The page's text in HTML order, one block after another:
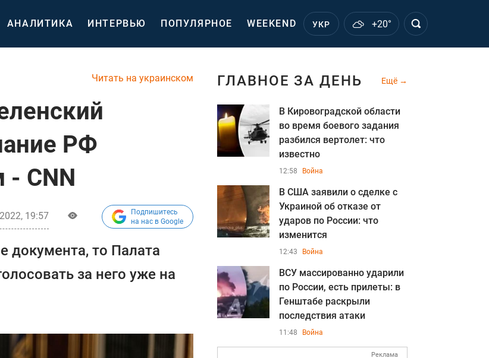
АНАЛИТИКА ИНТЕРВЬЮ ПОПУЛЯРНОЕ WEEKEND УКР +20°
Читать на украинском
РФ
- CNN
19:57
Подпишитесь
на нас в Google
документа, то Палата
за него уже на
ГЛАВНОЕ ЗА ДЕНЬ Ещё
В Кировоградской области
во время боевого задания
разбился вертолет: что
известно
12:58 Война
В США заявили о сделке с
Украиной об отказе от
ударов по России: что
изменится
12:43 Война
ВСУ массированно ударили
по России, есть прилеты: в
Генштабе раскрыли
последствия атаки
11:48 Война
Реклама